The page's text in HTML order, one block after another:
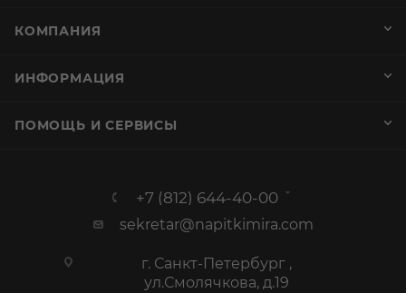
КОМПАНИЯ
ИНФОРМАЦИЯ
ПОМОЩЬ И СЕРВИСЫ
+7 (812) 644-40-00
sekretar@napitkimira.com
г. Санкт-Петербург ,
ул.Смолячкова, д.19